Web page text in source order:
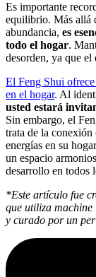
Es importante
equilibrio. Más allá
abundancia, es
todo el hogar.
desorden, ya que
El Feng Shui
en el hogar. Al
usted estará
Sin embargo, el
trata de la
energías en su
un espacio
desarrollo en todos
*Este artículo fue
que utiliza
y curado por un